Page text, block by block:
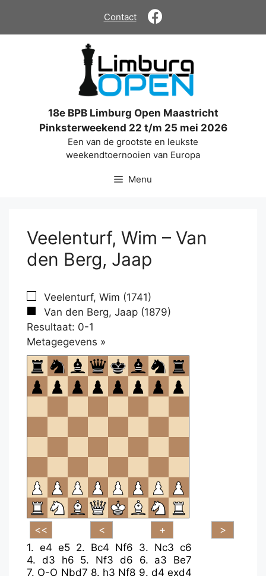
de
Contact
18e BPB Limburg Open Maastricht
Pinksterweekend 22 t/m 25 mei 2026
Een van de grootste en leukste
weekendtoernooien van Europa
Menu
Veelenturf, Wim – Van
den Berg, Jaap
Veelenturf, Wim (1741)
Van den Berg, Jaap (1879)
Resultaat: 0-1
Metagegevens »
om
te
openen.
1. e4 e5 2. Bc4 Nf6 3. Nc3 c6
4. d3 h6 5. Nf3 d6 6. a3
Be7
7. O-O Nbd7 8. h3 Nf8 9. d4 exd4